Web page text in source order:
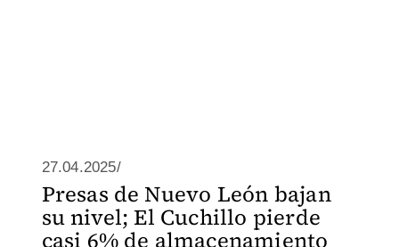
27.04.2025/
Presas de Nuevo León bajan
su nivel; El Cuchillo pierde
casi 6% de almacenamiento